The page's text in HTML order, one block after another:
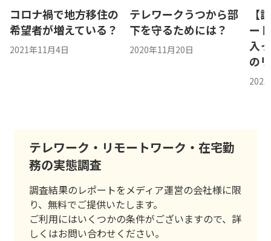
コロナ禍で地方移住の
希望者が増えている？
2021年11月4日
テレワークうつから部
下を守るためには？
2020年11月20日
【
ー
入
の
テレワーク・リモートワーク・在宅勤
務の実態調査
調査結果のレポートをメディア運営の会社様に限
り、無料でご提供いたします。
ご利用にはいくつかの条件がございますので、詳
しくはお問い合わせください。